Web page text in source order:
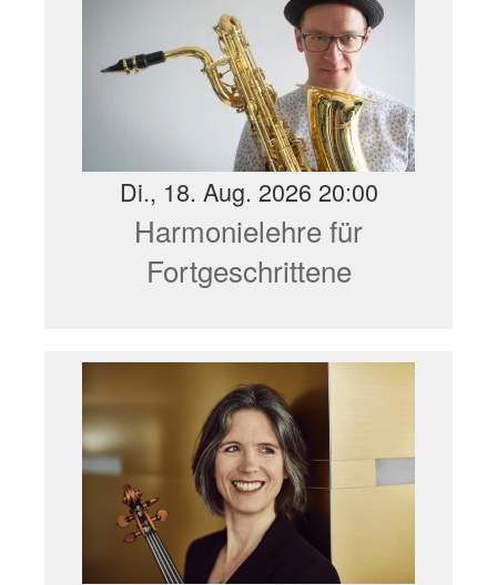
Di., 18. Aug. 2026 20:00
Harmonielehre für
Fortgeschrittene